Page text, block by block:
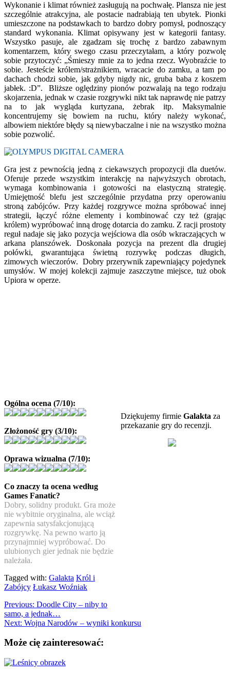
Wykonanie i klimat również zasługują na pochwałę. Plansza nie jest
szczególnie atrakcyjna, ale postacie nadrabiają ten ubytek. Pionki
umieszczone na podstawkach to bardzo dobry pomysł, podnoszący
standard wykonania. Klimat opisywany jest w kategorii fantasy.
Wszystko pasuje, ale zgadzam się trochę z bardzo zabawnym
komentarzem, który swego czasu przeczytałam, a który pozwolę
sobie przytoczyć: „Śmieszy mnie za to jedna rzecz. Wyobraźcie to
sobie. Jesteście królem/strażnikiem, wracacie do zamku, a tam po
dachach chodzi sobie, jak gdyby nigdy nic, gruba baba z koszem
jabłek. :D”. Bliższe oględziny pionów pozwalają na tego rodzaju
skojarzenia, jednak w czasie rozgrywki nikt tak naprawdę nie patrzy
na to jak wygląda kurtyzana, żebrak itp. Maksymalnie
koncentrujemy się bowiem na ruchu, który należy wykonać,
albowiem niektóre błędy są niewybaczalne i nie na wszystko można
sobie pozwolić.
Gra jest z pewnością jedną z ciekawszych propozycji dla duetów.
Oferuje przede wszystkim interakcję na najwyższych obrotach,
wymaga kombinowania i gotowości na elastyczną strategię.
Umiejętność blefu jest szczególnie przydatna przy operowaniu
stroną zabójców. Przy każdej rozgrywce można spróbować innej
strategii, łączyć różne elementy i kombinować czy też (grając
królem) wypróbować inną drogę dotarcia do zamku. Z racji prostoty
reguł nadaje się jako pozycja wejściowa dla osób wkraczających w
arkana planszówek. Doskonała pozycja na prezent dla drugiej
połówki, gwarantująca świetną rozrywkę podczas długich,
zimowych wieczorów. Dobry przerywnik zapewniający pojedynek
umysłów. W mojej kolekcji zajmuje zaszczytne miejsce, tuż obok
Upiora w operze.
Dziękujemy firmie Galakta za
przekazanie gry do recenzji.
Ogólna ocena (7/10):
Złożoność gry (3/10):
Oprawa wizualna (7/10):
Co znaczy ta ocena według
Games Fanatic?
Dobry, solidny produkt. Gra może
nie wybitnie oryginalna, ale wciąż
zapewnia satysfakcjonującą
rozgrywkę. Na pewno warto ją
przynajmniej wypróbować. Do
ulubionych gier jednak nie będzie
należała.
Tagged with: Galakta Król i
Zabójcy Łukasz Woźniak
Previous: Doodle City – niby to
samo, a jednak…
Next: Wojna Narodów – wyniki konkursu
Może cię zainteresować: